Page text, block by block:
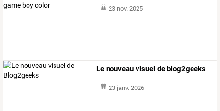
23 nov. 2025
Le nouveau visuel de blog2geeks
23 janv. 2026